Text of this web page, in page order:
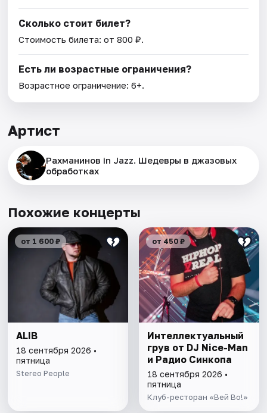
Сколько стоит билет?
Стоимость билета: от 800 ₽.
Есть ли возрастные ограничения?
Возрастное ограничение: 6+.
Артист
Рахманинов in Jazz. Шедевры в джазовых
обработках
Похожие концерты
от 1 600 ₽
ALIB
18 сентября 2026 •
пятница
Stereo People
от 450 ₽
Интеллектуальный
грув от DJ Nice-Man
и Радио Синкопа
18 сентября 2026 •
пятница
Клуб-ресторан «Вей Во!»